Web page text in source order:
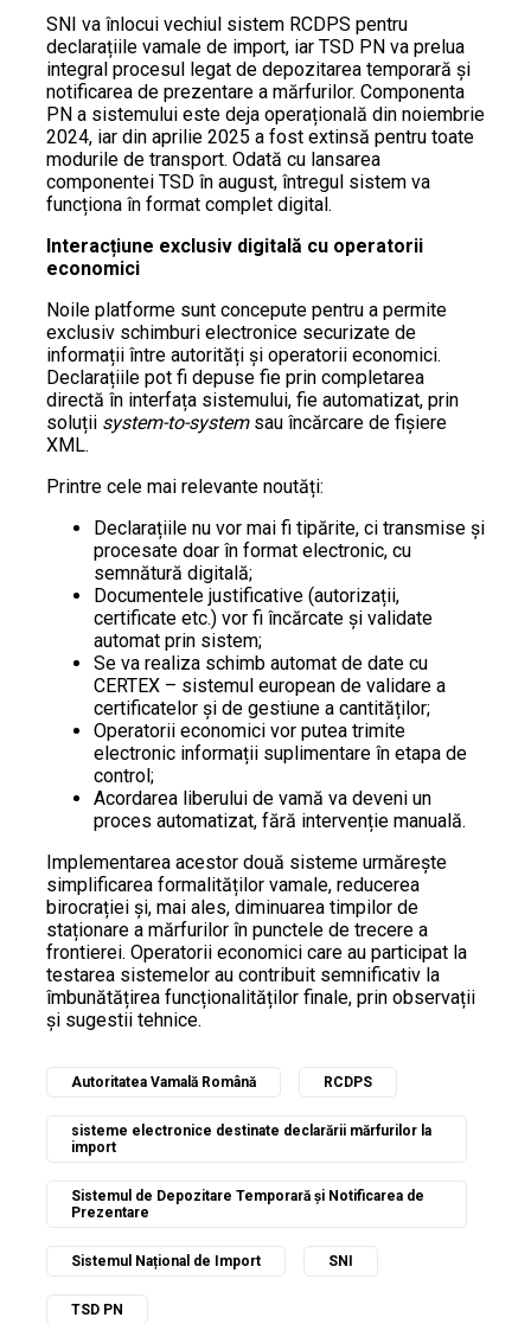
SNI va înlocui vechiul sistem RCDPS pentru
declarațiile vamale de import, iar TSD PN va prelua
integral procesul legat de depozitarea temporară și
notificarea de prezentare a mărfurilor. Componenta
PN a sistemului este deja operațională din noiembrie
2024, iar din aprilie 2025 a fost extinsă pentru toate
modurile de transport. Odată cu lansarea
componentei TSD în august, întregul sistem va
funcționa în format complet digital.
Interacțiune exclusiv digitală cu operatorii
economici
Noile platforme sunt concepute pentru a permite
exclusiv schimburi electronice securizate de
informații între autorități și operatorii economici.
Declarațiile pot fi depuse fie prin completarea
directă în interfața sistemului, fie automatizat, prin
soluții system-to-systemsau încărcare de fișiere
XML.
Printre cele mai relevante noutăți:
Declarațiile nu vor mai fi tipărite, ci transmise și
procesate doar în format electronic, cu
semnătură digitală;
Documentele justificative (autorizații,
certificate etc.) vor fi încărcate și validate
automat prin sistem;
Se va realiza schimb automat de date cu
CERTEX – sistemul european de validare a
certificatelor și de gestiune a cantităților;
Operatorii economici vor putea trimite
electronic informații suplimentare în etapa de
control;
Acordarea liberului de vamă va deveni un
proces automatizat, fără intervenție manuală.
Implementarea acestor două sisteme urmărește
simplificarea formalităților vamale, reducerea
birocrației și, mai ales, diminuarea timpilor de
staționare a mărfurilor în punctele de trecere a
frontierei. Operatorii economici care au participat la
testarea sistemelor au contribuit semnificativ la
îmbunătățirea funcționalităților finale, prin observații
și sugestii tehnice.
Autoritatea Vamală Română RCDPS
sisteme electronice destinate declarării mărfurilor la
import
Sistemul de Depozitare Temporară și Notificarea de
Prezentare
Sistemul Național de Import SNI
TSD PN